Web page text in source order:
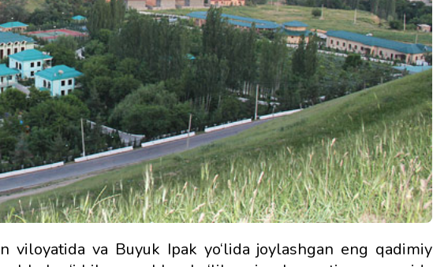
viloyatida va Buyuk Ipak yo‘lida joylashgan eng qadimiy